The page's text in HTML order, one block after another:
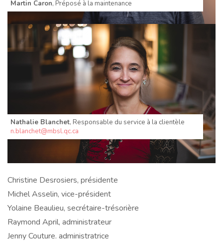
Martin Caron, Préposé à la maintenance
Nathalie Blanchet, Responsable du service à la clientèle
n.blanchet@mbsl.qc.ca
Conseil d'administration
Christine Desrosiers, présidente
Michel Asselin, vice-président
Yolaine Beaulieu, secrétaire-trésorière
Raymond April, administrateur
Jenny Couture. administratrice